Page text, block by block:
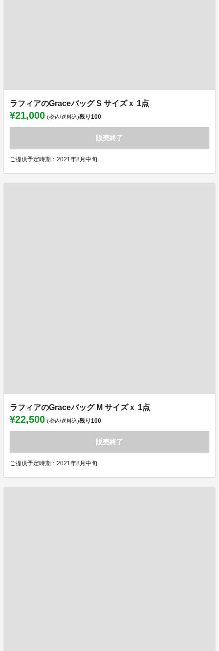
ラフィアのGraceバッグ S サイズｘ 1点
¥21,000 (税込/送料込)残り100
販売終了
ご提供予定時期：2021年8月中旬
ラフィアのGraceバッグ M サイズｘ 1点
¥22,500 (税込/送料込)残り100
販売終了
ご提供予定時期：2021年8月中旬